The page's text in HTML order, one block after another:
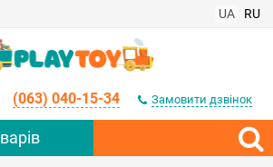
UA RU
(063) 040-15-34 Замовити дзвінок